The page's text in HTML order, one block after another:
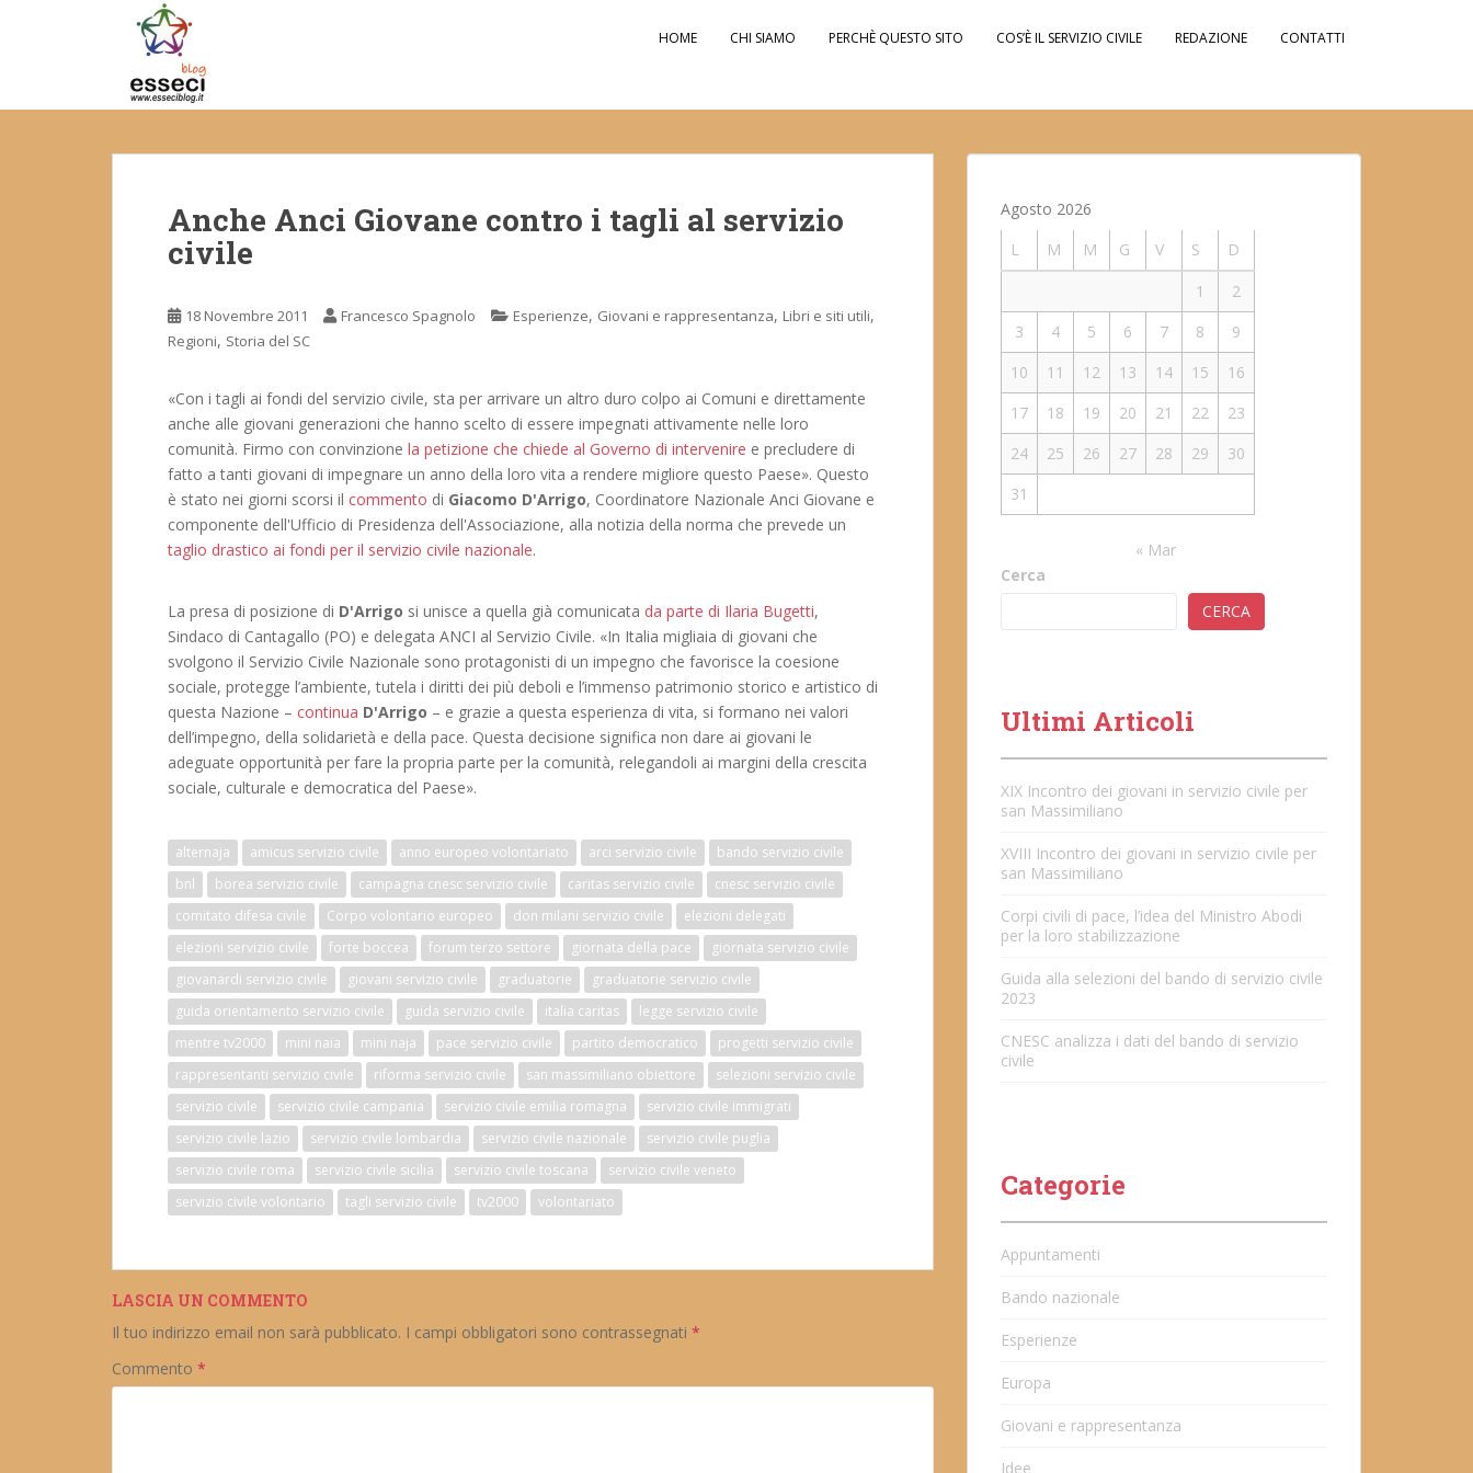
t
HOME CHI SIAMO PERCHÈ QUESTO SITO COS’È IL SERVIZIO CIVILE REDAZIONE CONTATTI
Anche Anci Giovane contro i tagli al servizio
civile
18 Novembre 2011 Francesco Spagnolo Esperienze, Giovani e rappresentanza, Libri e siti utili,
Regioni, Storia del SC
«Con i tagli ai fondi del servizio civile, sta per arrivare un altro duro colpo ai Comuni e direttamente
anche alle giovani generazioni che hanno scelto di essere impegnati attivamente nelle loro
comunità. Firmo con convinzione la petizione che chiede al Governo di intervenire e precludere di
fatto a tanti giovani di impegnare un anno della loro vita a rendere migliore questo Paese». Questo
è stato nei giorni scorsi il commento di Giacomo D'Arrigo, Coordinatore Nazionale Anci Giovane e
componente dell'Ufficio di Presidenza dell'Associazione, alla notizia della norma che prevede un
taglio drastico ai fondi per il servizio civile nazionale.
La presa di posizione di D'Arrigo si unisce a quella già comunicata da parte di Ilaria Bugetti,
Sindaco di Cantagallo (PO) e delegata ANCI al Servizio Civile. «In Italia migliaia di giovani che
svolgono il Servizio Civile Nazionale sono protagonisti di un impegno che favorisce la coesione
sociale, protegge l’ambiente, tutela i diritti dei più deboli e l’immenso patrimonio storico e artistico di
questa Nazione – continua D'Arrigo – e grazie a questa esperienza di vita, si formano nei valori
dell’impegno, della solidarietà e della pace. Questa decisione significa non dare ai giovani le
adeguate opportunità per fare la propria parte per la comunità, relegandoli ai margini della crescita
sociale, culturale e democratica del Paese».
alternaja amicus servizio civile anno europeo volontariato arci servizio civile
bando servizio civile
bnl
borea servizio civile campagna cnesc servizio civile caritas servizio civile
cnesc servizio civile
comitato difesa civile
Corpo volontario europeo don milani servizio civile
elezioni delegati
elezioni servizio civile
forte boccea forum terzo settore giornata della pace
giornata servizio civile
giovanardi servizio civile
giovani servizio civile graduatorie
graduatorie servizio civile
guida orientamento servizio civile
guida servizio civile italia caritas
legge servizio civile
mentre tv2000
mini naia mini naja pace servizio civile partito democratico
progetti servizio civile
rappresentanti servizio civile
riforma servizio civile san massimiliano obiettore
selezioni servizio civile
servizio civile
servizio civile campania servizio civile emilia romagna
servizio civile immigrati
servizio civile lazio
servizio civile lombardia servizio civile nazionale
servizio civile puglia
servizio civile roma
servizio civile sicilia servizio civile toscana
servizio civile veneto
servizio civile volontario
tagli servizio civile tv2000 volontariato
LASCIA UN COMMENTO
Il tuo indirizzo email non sarà pubblicato. I campi obbligatori sono contrassegnati *
Commento *
Agosto 2026
L
M M G V S
D
1
2
3
4 5 6 7 8
9
10
11 12 13 14 15
16
17
18 19 20 21 22
23
24
25 26 27 28 29
30
31
« Mar
Cerca
CERCA
Ultimi Articoli
XIX Incontro dei giovani in servizio civile per
san Massimiliano
XVIII Incontro dei giovani in servizio civile per
san Massimiliano
Corpi civili di pace, l’idea del Ministro Abodi
per la loro stabilizzazione
Guida alla selezioni del bando di servizio civile
2023
CNESC analizza i dati del bando di servizio
civile
Categorie
Appuntamenti
Bando nazionale
Esperienze
Europa
Giovani e rappresentanza
Idee